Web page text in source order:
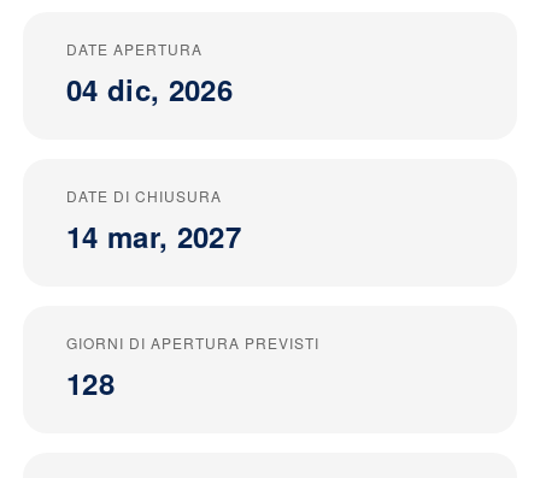
DATE APERTURA
04 dic, 2026
DATE DI CHIUSURA
14 mar, 2027
GIORNI DI APERTURA PREVISTI
128